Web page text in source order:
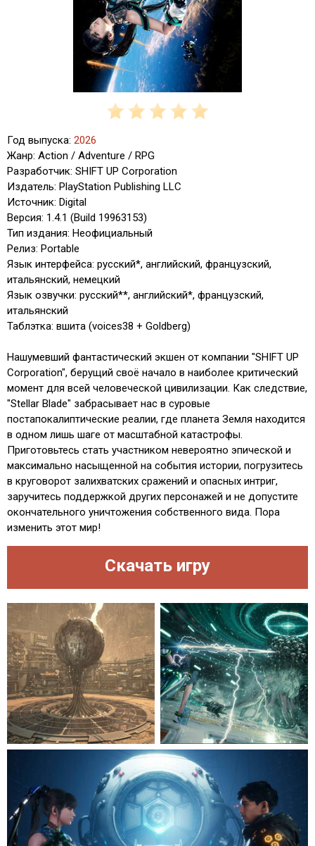
Год выпуска: 2026
Жанр: Action / Adventure / RPG
Разработчик: SHIFT UP Corporation
Издатель: PlayStation Publishing LLC
Источник: Digital
Версия: 1.4.1 (Build 19963153)
Тип издания: Неофициальный
Релиз: Portable
Язык интерфейса: русский*, английский, французский,
итальянский, немецкий
Язык озвучки: русский**, английский*, французский,
итальянский
Таблэтка: вшита (voices38 + Goldberg)
Нашумевший фантастический экшен от компании "SHIFT UP
Corporation", берущий своё начало в наиболее критический
момент для всей человеческой цивилизации. Как следствие,
"Stellar Blade" забрасывает нас в суровые
постапокалиптические реалии, где планета Земля находится
в одном лишь шаге от масштабной катастрофы.
Приготовьтесь стать участником невероятно эпической и
максимально насыщенной на события истории, погрузитесь
в круговорот залихватских сражений и опасных интриг,
заручитесь поддержкой других персонажей и не допустите
окончательного уничтожения собственного вида. Пора
изменить этот мир!
Скачать игру